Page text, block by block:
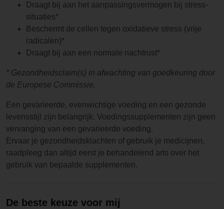
Draagt bij aan het aanpassingsvermogen bij stress-
situaties*
Beschermt de cellen tegen oxidatieve stress (vrije
radicalen)*
Draagt bij aan een normale nachtrust*
* Gezondheidsclaim(s) in afwachting van goedkeuring door
de Europese Commissie.
Een gevarieerde, evenwichtige voeding en een gezonde
levensstijl zijn belangrijk. Voedingssupplementen zijn geen
vervanging van een gevarieerde voeding.
Ervaar je gezondheidsklachten of gebruik je medicijnen,
raadpleeg dan altijd eerst je behandelend arts over het
gebruik van bepaalde supplementen.
De beste keuze voor mij